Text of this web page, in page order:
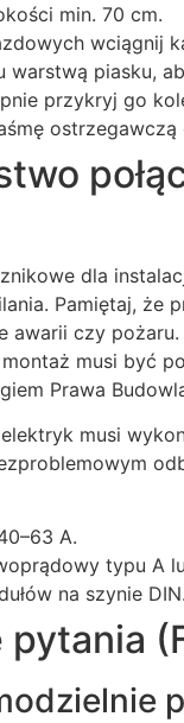
min. 70 cm.
wciągnij
warstwą piasku,
przykryj go
dla
Pamiętaj,
awarii czy
montaż musi być
Prawa
musi
A.
typu A
na szynie DIN.